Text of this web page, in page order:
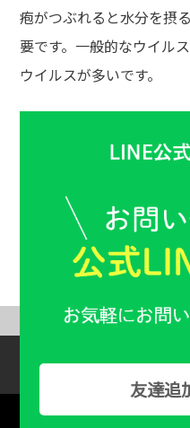
友達追
疱がつぶれると水分を摂
要です。一般的なウイル
ウイルスが多いです。
は湿度が高いと繁殖しや
免疫力を低下させないこ
ABOUT US
Copyright：© Familiy